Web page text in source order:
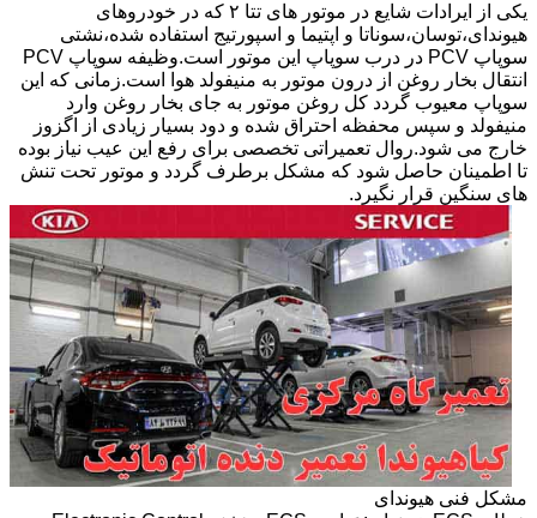
یکی از ایرادات شایع در موتور های تتا ۲ که در خودروهای
هیوندای،توسان،سوناتا و اپتیما و اسپورتیج استفاده شده،نشتی
سوپاپ PCV در درب سوپاپ این موتور است.وظیفه سوپاپ PCV
انتقال بخار روغن از درون موتور به منیفولد هوا است.زمانی که این
سوپاپ معیوب گردد کل روغن موتور به جای بخار روغن وارد
منیفولد و سپس محفظه احتراق شده و دود بسیار زیادی از اگزوز
خارج می شود.روال تعمیراتی تخصصی برای رفع این عیب نیاز بوده
تا اطمینان حاصل شود که مشکل برطرف گردد و موتور تحت تنش
های سنگین قرار نگیرد.
مشکل فنی هیوندای